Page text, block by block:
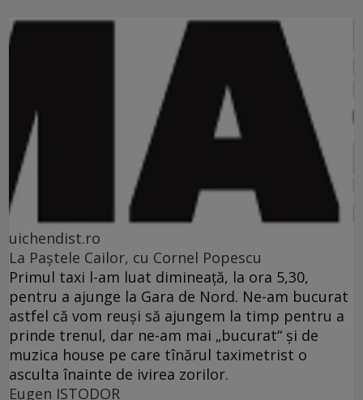
uichendist.ro
La Paştele Cailor, cu Cornel Popescu
Primul taxi l-am luat dimineaţă, la ora 5,30,
pentru a ajunge la Gara de Nord. Ne-am bucurat
astfel că vom reuşi să ajungem la timp pentru a
prinde trenul, dar ne-am mai „bucurat“ şi de
muzica house pe care tînărul taximetrist o
asculta înainte de ivirea zorilor.
Eugen ISTODOR